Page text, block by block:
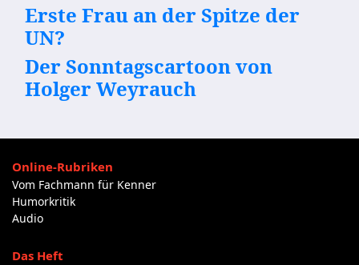
Erste Frau an der Spitze der
UN?
Der Sonntagscartoon von
Holger Weyrauch
Online-Rubriken
Vom Fachmann für Kenner
Humorkritik
Audio
Das Heft